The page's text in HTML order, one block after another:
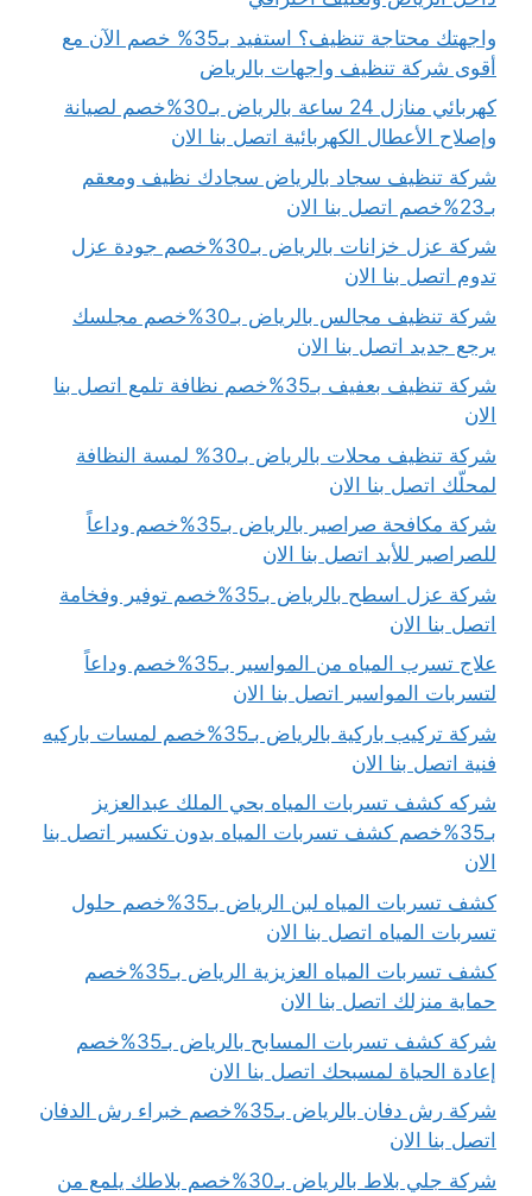
واجهتك محتاجة تنظيف؟ استفيد بـ35% خصم الآن مع
أقوى شركة تنظيف واجهات بالرياض
كهربائي منازل 24 ساعة بالرياض بـ30%خصم لصيانة
وإصلاح الأعطال الكهربائية اتصل بنا الان
شركة تنظيف سجاد بالرياض سجادك نظيف ومعقم
بـ23%خصم اتصل بنا الان
شركة عزل خزانات بالرياض بـ30%خصم جودة عزل
تدوم اتصل بنا الان
شركة تنظيف مجالس بالرياض بـ30%خصم مجلسك
يرجع جديد اتصل بنا الان
شركة تنظيف بعفيف بـ35%خصم نظافة تلمع اتصل بنا
الان
شركة تنظيف محلات بالرياض بـ30% لمسة النظافة
لمحلّك اتصل بنا الان
شركة مكافحة صراصير بالرياض بـ35%خصم وداعاً
للصراصير للأبد اتصل بنا الان
شركة عزل اسطح بالرياض بـ35%خصم توفير وفخامة
اتصل بنا الان
علاج تسرب المياه من المواسير بـ35%خصم وداعاً
لتسربات المواسير اتصل بنا الان
شركة تركيب باركية بالرياض بـ35%خصم لمسات باركيه
فنية اتصل بنا الان
شركه كشف تسربات المياه بحي الملك عبدالعزيز
بـ35%خصم كشف تسربات المياه بدون تكسير اتصل بنا
الان
كشف تسربات المياه لبن الرياض بـ35%خصم حلول
تسربات المياه اتصل بنا الان
كشف تسربات المياه العزيزية الرياض بـ35%خصم
حماية منزلك اتصل بنا الان
شركة كشف تسربات المسابح بالرياض بـ35%خصم
إعادة الحياة لمسبحك اتصل بنا الان
شركة رش دفان بالرياض بـ35%خصم خبراء رش الدفان
اتصل بنا الان
شركة جلي بلاط بالرياض بـ30%خصم بلاطك يلمع من